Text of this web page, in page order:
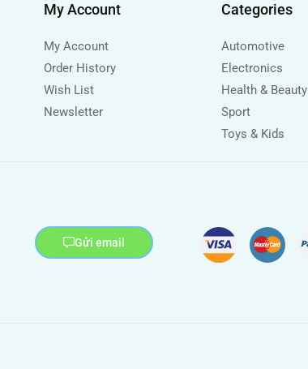
My Account
My Account
Order History
Wish List
Newsletter
Categories
Automotive
Electronics
Health & Beauty
Sport
Toys & Kids
Gửi email